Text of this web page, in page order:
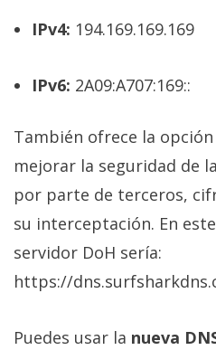
IPv4: 194.169.169.169
IPv6: 2A09:A707:169::
También ofrece la opción
mejorar la seguridad de
por parte de terceros,
su interceptación. En
servidor DoH sería:
https://
Puedes usar la nueva